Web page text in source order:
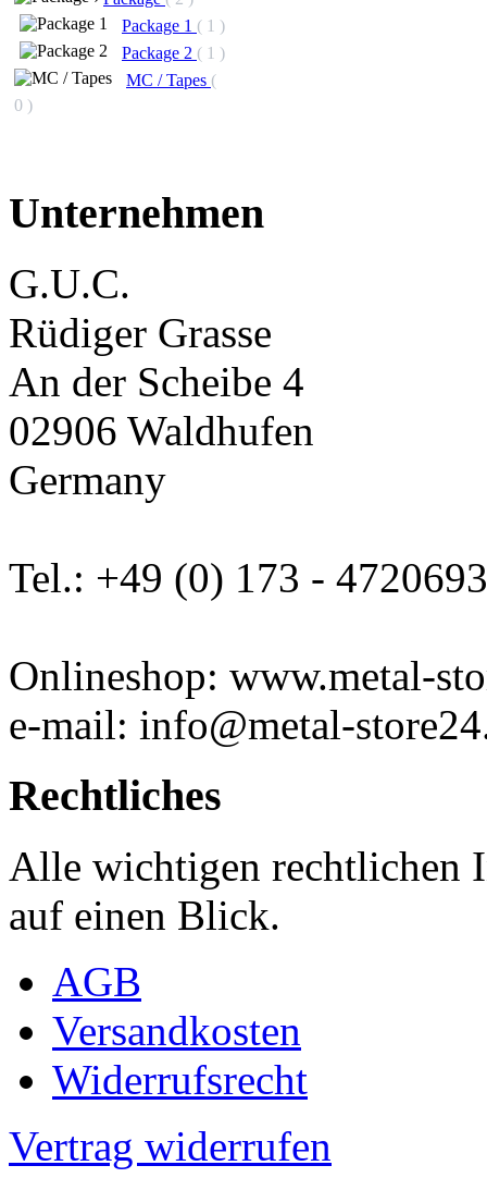
Package 1 ( 1 )
Package 2 ( 1 )
MC / Tapes (
0 )
Unternehmen
G.U.C.
Rüdiger Grasse
An der Scheibe 4
02906 Waldhufen
Germany
Tel.: +49 (0) 173 - 4720693
Onlineshop: www.metal-
e-mail: info@metal-
Rechtliches
Alle wichtigen rechtlichen
auf einen Blick.
AGB
Versandkosten
Widerrufsrecht
Vertrag widerrufen